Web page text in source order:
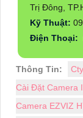
Trị Đông,
Kỹ Thuật:
Điện Thoại:
Thông Tin:
Cài Đặt Camera
Camera EZVIZ